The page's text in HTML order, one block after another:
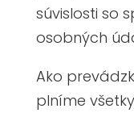
súvislosti so
osobných
Ako
plníme